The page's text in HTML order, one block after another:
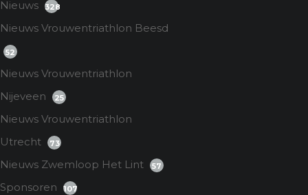
Nieuws 328
Nieuws Vrouwentriathlon Beesd
52
Nieuws Vrouwentriathlon
Nijeveen
25
Nieuws Vrouwentriathlon
Utrecht
73
Nieuws Zwemloop Het Lint 57
Sponsoren 107